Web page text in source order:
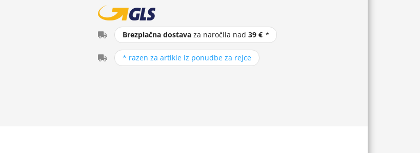
Brezplačna dostavaza naročila nad 39 € *
* razen za artikle iz ponudbe za rejce